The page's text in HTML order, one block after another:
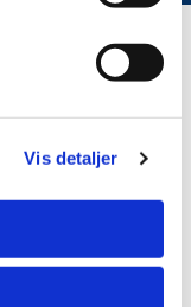
Vis detaljer